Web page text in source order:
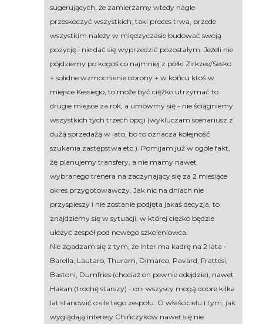
sugerujących, że zamierzamy wtedy nagle
przeskoczyć wszystkich; taki proces trwa, przede
wszystkim należy w międzyczasie budować swoją
pozycję i nie dać się wyprzedzić pozostałym. Jeżeli nie
pójdziemy po kogoś co najmniej z półki Zirkzee/Sesko
+ solidne wzmocnienie obrony + w końcu ktoś w
miejsce Kessiego, to może być ciężko utrzymać to
drugie miejsce za rok, a umówmy się - nie ściągniemy
wszystkich tych trzech opcji (wykluczam scenariusz z
dużą sprzedażą w lato, bo to oznacza kolejność
szukania zastępstwa etc.). Pomijam już w ogóle fakt,
żę planujemy transfery, a nie mamy nawet
wybranego trenera na zaczynający się za 2 miesiące
okres przygotowawczy. Jak nic na dniach nie
przyspieszy i nie zostanie podjęta jakaś decyzja, to
znajdziemy się w sytuacji, w której ciężko będzie
ułożyć zespół pod nowego szkoleniowca.
Nie zgadzam się z tym, że Inter ma kadrę na 2 lata -
Barella, Lautaro, Thuram, Dimarco, Pavard, Frattesi,
Bastoni, Dumfries (chociaż on pewnie odejdzie), nawet
Hakan (trochę starszy) - oni wszyscy mogą dobre kilka
lat stanowić o sile tego zespołu. O właścicielu i tym, jak
wyglądają interesy Chińczyków nawet się nie